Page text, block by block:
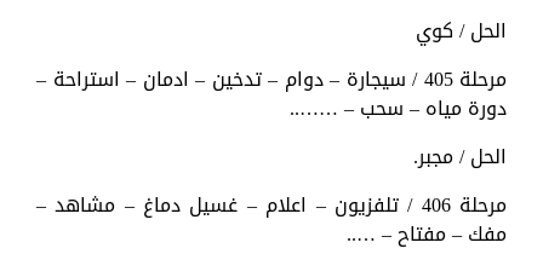
الحل / كوي
مرحلة 405 / سيجارة – دوام – تدخين – ادمان – استراحة –
دورة مياه – سحب – ……..
الحل / مجبر.
مرحلة 406 / تلفزيون – اعلام – غسيل دماغ – مشاهد –
مفك – مفتاح – …..